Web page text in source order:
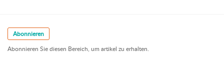
Abonnieren
Abonnieren Sie diesen Bereich, um artikel zu erhalten.